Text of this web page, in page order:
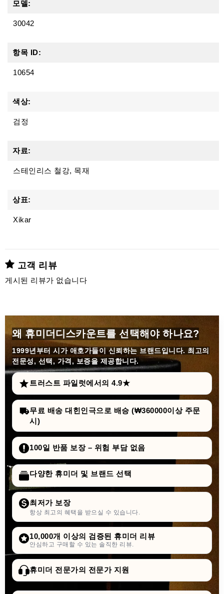
모델:
30042
항목 ID:
10654
색상:
검정
자료:
스테인리스 철강, 목재
상표:
Xikar
고객 리뷰
게시된 리뷰가 없습니다
왜 휴미더디스카운트를 선택해야 하나요?
1999년부터 시가 애호가들이 신뢰하는 브랜드입니다. 최고의
전문성, 선택, 가격, 보증을 제공합니다.
트러스트 파일럿에서의 4.9★
무료 배송 대힌인극으로 배승 (₩360000이상 주문
시)
100일 반품 보장 – 위험 부담 없음
다양한 휴미더 및 브랜드 선택
최저가 보장
항상 최고의 혜택을 받으실 수 있습니다.
10,000개 이상의 검증된 휴미더 리뷰
안심하고 구매할 수 있는 솔직한 리뷰.
휴미더 전문가의 전문가 지원